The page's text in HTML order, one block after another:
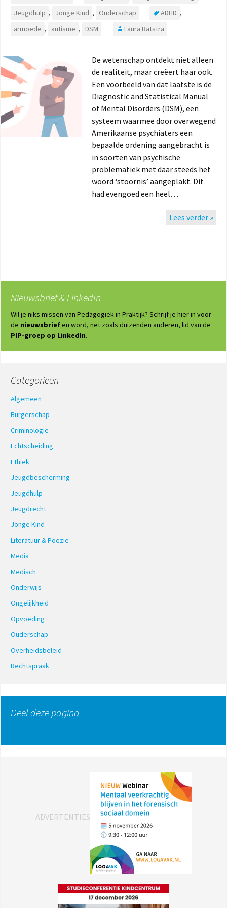
Jeugdhulp , Jonge Kind , Ouderschap ADHD ,
armoede , autisme , DSM Laura Batstra
De wetenschap ontdekt niet alleen
de realiteit, maar creëert haar ook.
Een voorbeeld van dat laatste is de
Diagnostic and Statistical Manual
of Mental Disorders (DSM), een
systeem waarmee door overwegend
Amerikaanse psychiaters een
bepaalde ordening aangebracht is
in soorten van psychische
problematiek met daar steeds het
woord ‘stoornis’ aangeplakt. Dit
had evengoed een heel…
Lees verder »
Nieuwsbrief & LinkedIn
Wil je niks missen van Pedagogiek in Praktijk? Schrijf je hier in voor
de nieuwsbriefen word, net zoals duizenden anderen, lid van de
PIP-groep op LinkedIn.
Categorieën
Algemeen
Burgerschap
Criminologie
Echtscheiding
Ethiek
Jeugdbescherming
Jeugdhulp
Jeugdrecht
Jonge Kind
Literatuur & Poëzie
Media
Medisch
Onderwijs
Ongelijkheid
Opvoeding
Ouderschap
Overheidsbeleid
Rechtspraak
Deel deze pagina
ADVERTENTIES